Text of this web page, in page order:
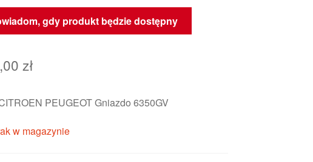
gdy produkt będzie dostępny
zł
PEUGEOT Gniazdo 6350GV
w magazynie